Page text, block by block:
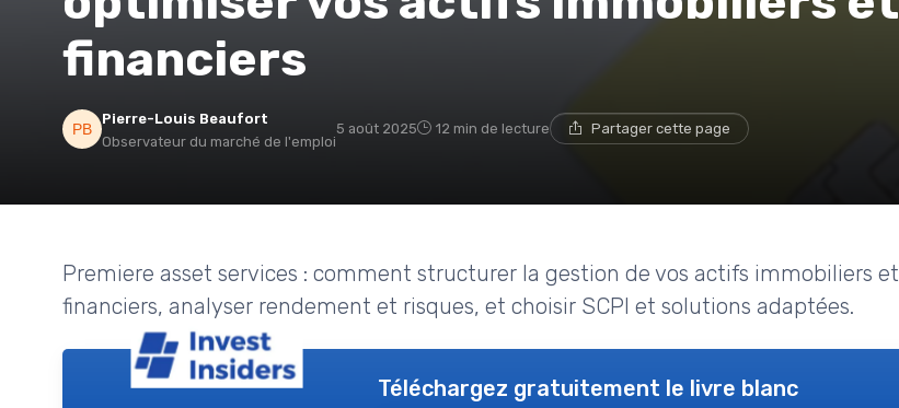
financiers
Pierre-Louis Beaufort
Observateur du marché de l'emploi
5 août 2025 12 min de lecture Partager cette page
Premiere asset services : comment structurer la gestion de vos actifs immobiliers et
financiers, analyser rendement et risques, et choisir SCPI et solutions adaptées.
Téléchargez gratuitement le livre blanc